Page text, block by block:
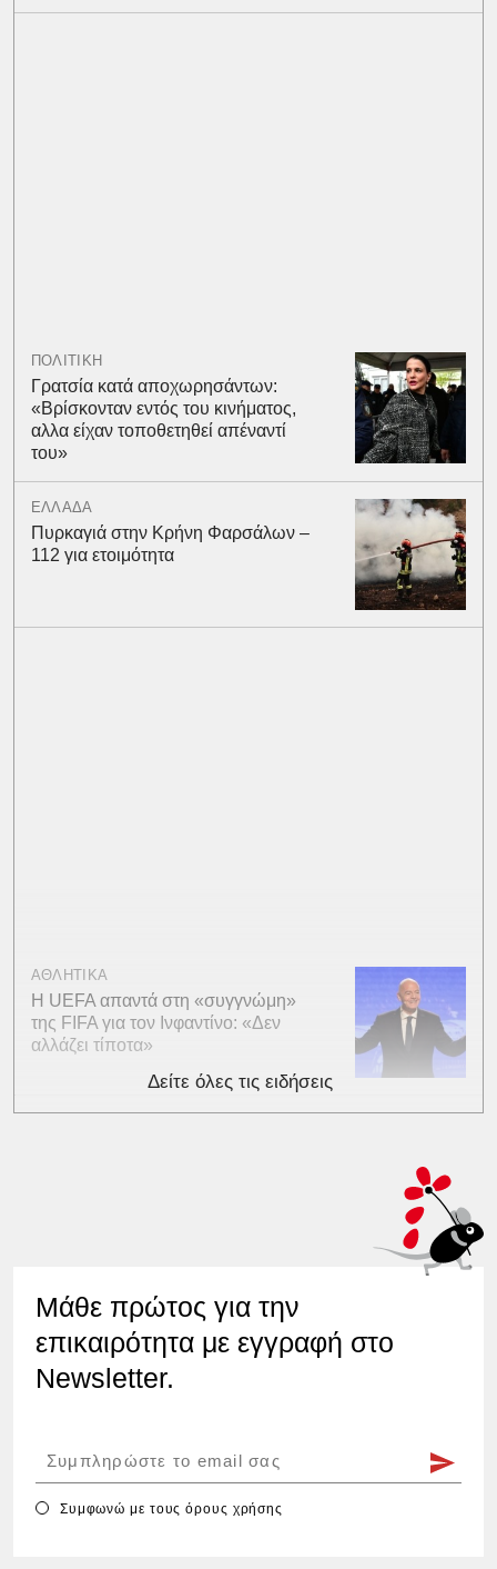
ΠΟΛΙΤΙΚΗ
Γρατσία κατά αποχωρησάντων:
«Bρίσκονταν εντός του κινήματος,
αλλα είχαν τοποθετηθεί απέναντί
του»
ΕΛΛΑΔΑ
Πυρκαγιά στην Κρήνη Φαρσάλων –
112 για ετοιμότητα
ΑΘΛΗΤΙΚΑ
Η UEFA απαντά στη «συγγνώμη»
της FIFA για τον Ινφαντίνο: «Δεν
αλλάζει τίποτα»
Δείτε όλες τις ειδήσεις
Μάθε πρώτος για την
επικαιρότητα με εγγραφή στο
Newsletter.
Συμφωνώ με τουςόρους χρήσης